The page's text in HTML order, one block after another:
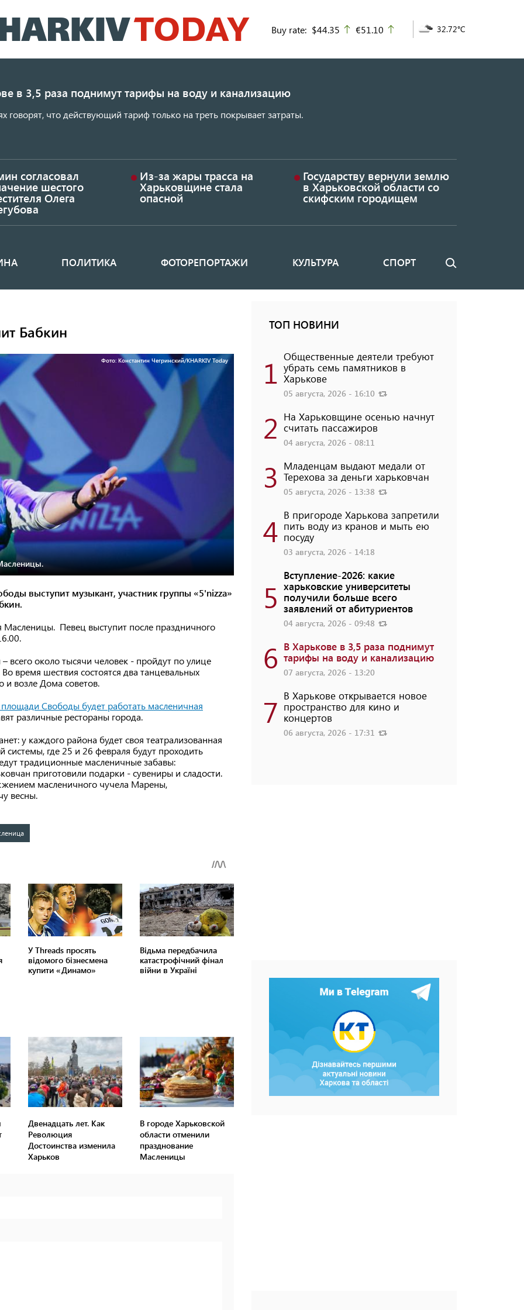
к
основному
Buy rate: $44.35 up
€51.10 32.72°C
в 3,5 раза поднимут тарифы на воду и канализацию
говорят, что действующий тариф только на треть покрывает затраты.
согласовал
шестого
Олега
Из-за жары трасса на
Харьковщине стала
опасной
Государству вернули землю
в Харьковской области со
скифским городищем
ПОЛИТИКА ФОТОРЕПОРТАЖИ КУЛЬТУРА СПОРТ Поиск
Бабкин
Фото: Константин Чегринский/KHARKIV Today
выступит музыкант, участник группы «5'nizza»
Певец выступит после праздничного
всего около тысячи человек - пройдут по улице
время шествия состоятся два танцевальных
возле Дома советов.
Свободы будет работать масленичная
различные рестораны города.
у каждого района будет своя театрализованная
где 25 и 26 февраля будут проходить
традиционные масленичные забавы:
приготовили подарки - сувениры и сладости.
масленичного чучела Марены,
весны.
Двенадцать лет. Как
Революция
Достоинства изменила
Харьков
В городе Харьковской
области отменили
празднование
Масленицы
ТОП НОВИНИ
1 Общественные деятели требуют
убрать семь памятников в
Харькове
05 августа, 2026 - 16:10
2 На Харьковщине осенью начнут
считать пассажиров
04 августа, 2026 - 08:11
3 Младенцам выдают медали от
Терехова за деньги харьковчан
05 августа, 2026 - 13:38
4 В пригороде Харькова запретили
пить воду из кранов и мыть ею
посуду
03 августа, 2026 - 14:18
5
Вступление-2026: какие
харьковские университеты
получили больше всего
заявлений от абитуриентов
04 августа, 2026 - 09:48
6 В Харькове в 3,5 раза поднимут
тарифы на воду и канализацию
07 августа, 2026 - 13:20
7 В Харькове открывается новое
пространство для кино и
концертов
06 августа, 2026 - 17:31